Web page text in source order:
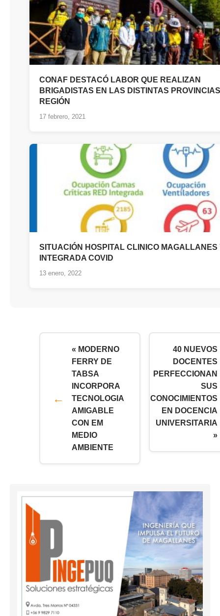
CONAF DESTACÓ LABOR QUE REALIZAN
BRIGADISTAS EN LAS DISTINTAS
REGIÓN
17 febrero, 2021
SITUACIÓN HOSPITAL CLINICO MAGALLANES
INTEGRADA COVID
13 enero, 2022
« MODERNO
FERRY DE
TABSA
INCORPORA
TECNOLOGIA
AMIGABLE
CON EM
MEDIO
AMBIENTE
40 NUEVOS
DOCENTES
PERFECCIONAN
SUS
CONOCIMIENTOS
EN DOCENCIA
UNIVERSITARIA
»